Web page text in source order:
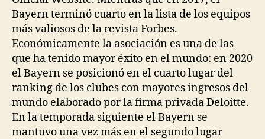
Bayern terminó cuarto en la lista de los equipos
más valiosos de la revista Forbes.
Económicamente la asociación es una de las
que ha tenido mayor éxito en el mundo: en 2020
el Bayern se posicionó en el cuarto lugar del
ranking de los clubes con mayores ingresos del
mundo elaborado por la firma privada Deloitte.
En la temporada siguiente el Bayern se
mantuvo una vez más en el segundo lugar